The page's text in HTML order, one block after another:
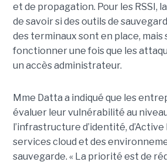
et de propagation. Pour les RSSI,
de savoir si des outils de
des terminaux sont en place, mais
fonctionner une fois que les
un accès administrateur.
Mme Datta a indiqué que les
évaluer leur vulnérabilité au
l’infrastructure d’identité,
services cloud et des
sauvegarde. « La priorité est de